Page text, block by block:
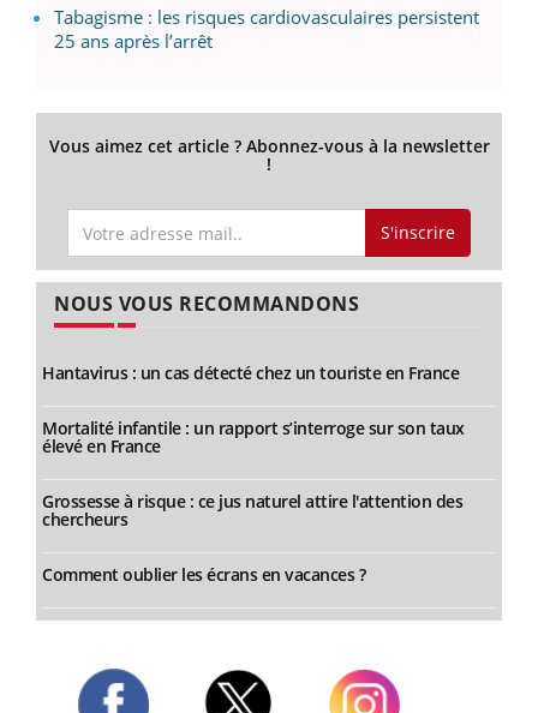
Tabagisme : les risques cardiovasculaires persistent
25 ans après l’arrêt
Vous aimez cet article ? Abonnez-vous à la newsletter
!
S'inscrire
NOUS VOUS RECOMMANDONS
Hantavirus : un cas détecté chez un touriste en France
Mortalité infantile : un rapport s’interroge sur son taux
élevé en France
Grossesse à risque : ce jus naturel attire l'attention des
chercheurs
Comment oublier les écrans en vacances ?